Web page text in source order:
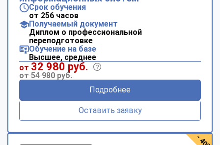
Срок обучения
от 256 часов
Получаемый документ
Диплом о профессиональной
переподготовке
Обучение на базе
Высшее, среднее
от 32 980 руб.
от 54 980 руб.
Подробнее
Оставить заявку